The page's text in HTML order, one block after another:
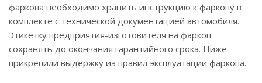
фаркопа необходимо хранить инструкцию к фаркопу в
комплекте с технической документацией автомобиля.
Этикетку предприятия-изготовителя на фаркоп
сохранять до окончания гарантийного срока. Ниже
прикрепили выдержку из правил эксплуатации фаркопа.